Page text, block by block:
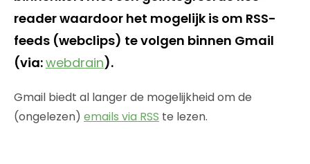
reader waardoor het mogelijk is om RSS-
feeds (webclips) te volgen binnen Gmail
(via:webdrain).
Gmail biedt al langer de mogelijkheid om de
(ongelezen) emails via RSS te lezen.